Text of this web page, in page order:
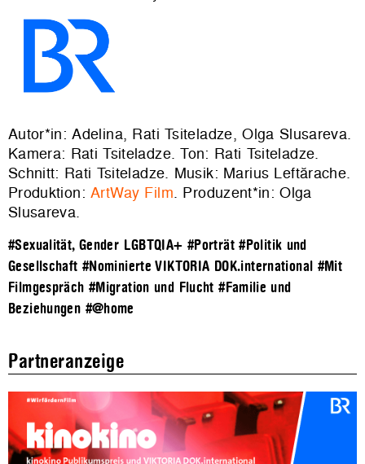
Autor*in: Adelina, Rati Tsiteladze, Olga Slusareva.
Kamera: Rati Tsiteladze. Ton: Rati Tsiteladze.
Schnitt: Rati Tsiteladze. Musik: Marius Leftărache.
Produktion:ArtWay Film. Produzent*in: Olga
Slusareva.
#Sexualität, Gender LGBTQIA+ #Porträt #Politik und
Gesellschaft #Nominierte VIKTORIA DOK.international #Mit
Filmgespräch #Migration und Flucht #Familie und
Beziehungen #@home
Partneranzeige